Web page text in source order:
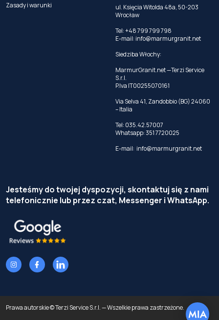
Zasady i warunki
ul. Księcia Witolda 48a, 50-203
Wrocław
Tel: +48 799 799 798
E-mail: info@marmurgranit.net
Siedziba Włochy:
MarmurGranit.net —Terzi Service
S.r.l.
P.Iva IT00255070161
Via Selva 41, Zandobbio (BG) 24060
– Italia
Tel: 035.42.57007
Whatsapp:351 7720025
E-mail: info@marmurgranit.net
Jesteśmy do twojej dyspozycji, skontaktuj się z nami
telefonicznie lub przez czat, Messenger i WhatsApp.
Prawa autorskie © Terzi Service S.r.l. — Wszelkie prawa zastrzeżone.